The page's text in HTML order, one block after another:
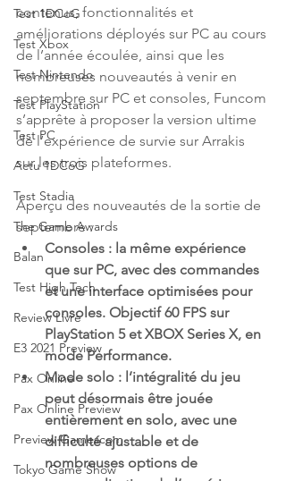
Test 1DCoG
Test Xbox
Test Nintendo
Test PlayStation
Test PC
Actu 1DCoG
Test Stadia
The Game Awards
Balan
Test High Tech
Review Livre
E3 2021 Preview
Pax Online
Pax Online Preview
Preview Gamescom
Tokyo Game Show
contenus, fonctionnalités et
améliorations déployés sur PC au cours
de l’année écoulée, ainsi que les
nombreuses nouveautés à venir en
septembre sur PC et consoles, Funcom
s’apprête à proposer la version ultime
de l’expérience de survie sur Arrakis
sur les trois plateformes.
Aperçu des nouveautés de la sortie de
septembre :
Consoles : la même expérience
que sur PC, avec des commandes
et une interface optimisées pour
consoles. Objectif 60 FPS sur
PlayStation 5 et XBOX Series X, en
mode Performance.
Mode solo : l’intégralité du jeu
peut désormais être jouée
entièrement en solo, avec une
difficulté ajustable et de
nombreuses options de